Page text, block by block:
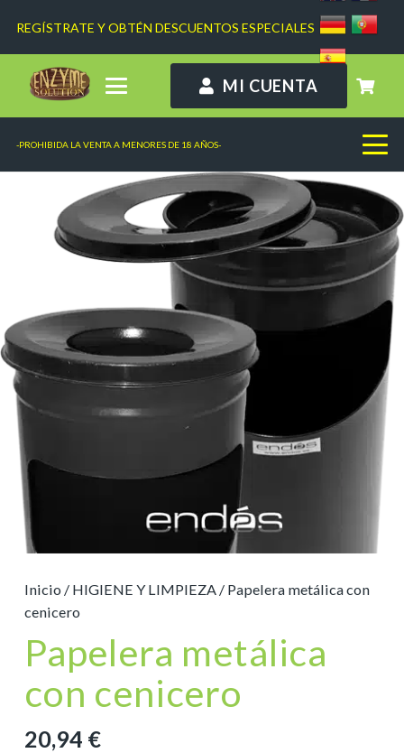
REGÍSTRATE Y OBTÉN DESCUENTOS ESPECIALES
MI CUENTA
-PROHIBIDA LA VENTA A MENORES DE 18 AÑOS-
Inicio / HIGIENE Y LIMPIEZA / Papelera metálica con
cenicero
Papelera metálica
con cenicero
20,94 €